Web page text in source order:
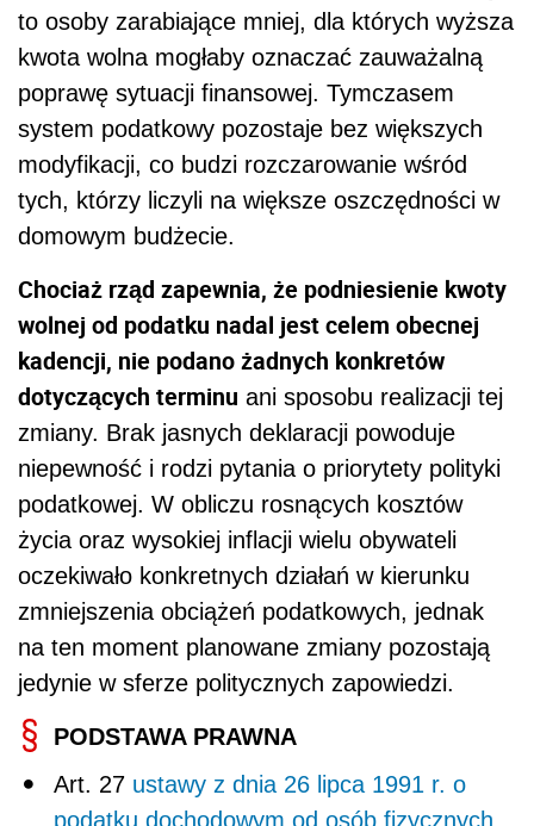
to osoby zarabiające mniej, dla których wyższa
kwota wolna mogłaby oznaczać zauważalną
poprawę sytuacji finansowej. Tymczasem
system podatkowy pozostaje bez większych
modyfikacji, co budzi rozczarowanie wśród
tych, którzy liczyli na większe oszczędności w
domowym budżecie.
Chociaż rząd zapewnia, że podniesienie kwoty
wolnej od podatku nadal jest celem obecnej
kadencji, nie podano żadnych konkretów
dotyczących terminu ani sposobu realizacji tej
zmiany. Brak jasnych deklaracji powoduje
niepewność i rodzi pytania o priorytety polityki
podatkowej. W obliczu rosnących kosztów
życia oraz wysokiej inflacji wielu obywateli
oczekiwało konkretnych działań w kierunku
zmniejszenia obciążeń podatkowych, jednak
na ten moment planowane zmiany pozostają
jedynie w sferze politycznych zapowiedzi.
PODSTAWA PRAWNA
Art. 27 ustawy z dnia 26 lipca 1991 r. o
podatku dochodowym od osób fizycznych